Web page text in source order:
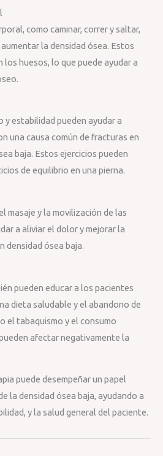
como caminar, correr y saltar,
la densidad ósea. Estos
los huesos, lo que puede ayudar a
y estabilidad pueden ayudar a
una causa común de fracturas en
baja. Estos ejercicios pueden
de equilibrio en una pierna.
masaje y la movilización de las
a aliviar el dolor y mejorar la
densidad ósea baja.
pueden educar a los pacientes
dieta saludable y el abandono de
el tabaquismo y el consumo
afectar negativamente la
puede desempeñar un papel
la densidad ósea baja, ayudando a
y la salud general del paciente.